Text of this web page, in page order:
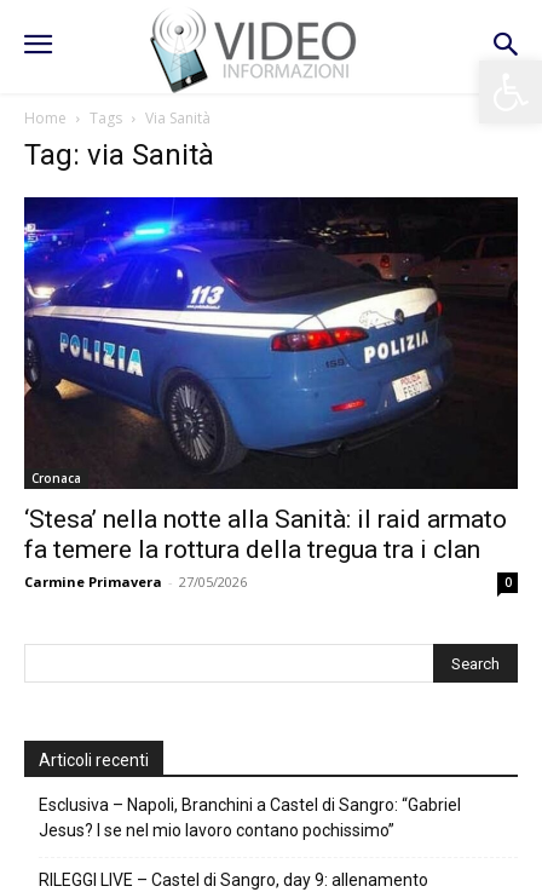
Home Tags Via Sanità
Tag: via Sanità
Cronaca
‘Stesa’ nella notte alla Sanità: il raid armato
fa temere la rottura della tregua tra i clan
Carmine Primavera - 27/05/2026 0
Articoli recenti
Esclusiva – Napoli, Branchini a Castel di Sangro: “Gabriel
Jesus? I se nel mio lavoro contano pochissimo”
RILEGGI LIVE – Castel di Sangro, day 9: allenamento